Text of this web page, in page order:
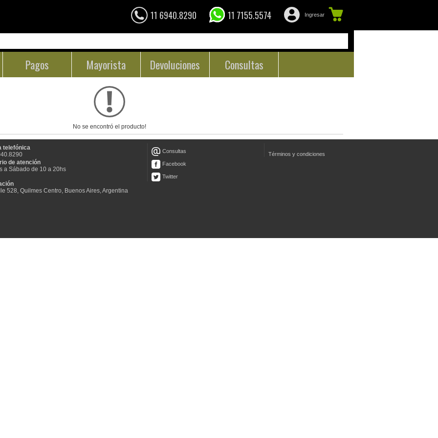
11 6940.8290 11 7155.5574 Ingresar
Pagos Mayorista Devoluciones Consultas
No se encontró el producto!
telefónica
de atención
a Sábado de 10 a 20hs
528, Quilmes Centro, Buenos Aires, Argentina
Consultas
Facebook
Twitter
Términos y condiciones